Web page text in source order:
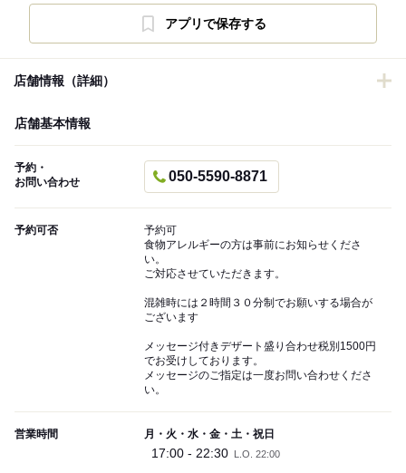
アプリで保存する
店舗情報（詳細）
店舗基本情報
予約・
お問い合わせ
050-5590-8871
予約可否
予約可
食物アレルギーの方は事前にお知らせくださ
い。
ご対応させていただきます。
混雑時には２時間３０分制でお願いする場合が
ございます
メッセージ付きデザート盛り合わせ税別1500円
でお受けしております。
メッセージのご指定は一度お問い合わせくださ
い。
営業時間 月・火・水・金・土・祝日
17:00 - 22:30 L.O. 22:00